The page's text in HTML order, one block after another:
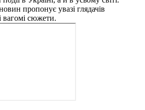
пропонує увазі глядачів
вагомі сюжети.